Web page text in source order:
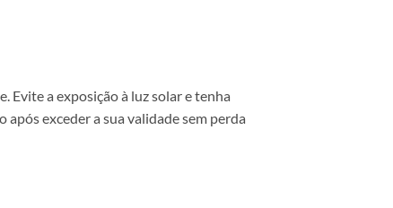
Evite a exposição à luz solar e tenha
exceder a sua validade sem perda